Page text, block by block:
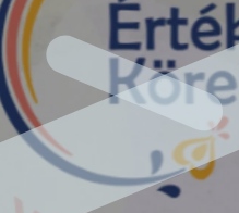
CODE - DIGITÁLIS
VÁRBÖRTÖN
HELLOVEB